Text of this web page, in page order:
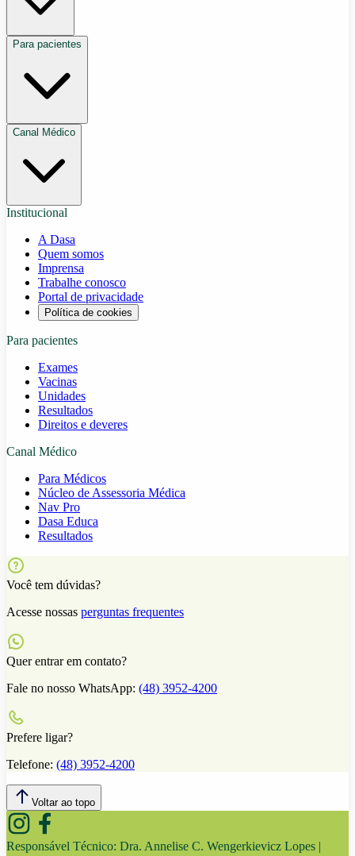
Para pacientes
Canal Médico
Institucional
A Dasa
Quem somos
Imprensa
Trabalhe conosco
Portal de privacidade
Política de cookies
Para pacientes
Exames
Vacinas
Unidades
Resultados
Direitos e deveres
Canal Médico
Para Médicos
Núcleo de Assessoria Médica
Nav Pro
Dasa Educa
Resultados
Você tem dúvidas?
Acesse nossas perguntas frequentes
Quer entrar em contato?
Fale no nosso WhatsApp: (48) 3952-4200
Prefere ligar?
Telefone: (48) 3952-4200
Voltar ao topo
Responsável Técnico: Dra. Annelise C. Wengerkievicz Lopes |